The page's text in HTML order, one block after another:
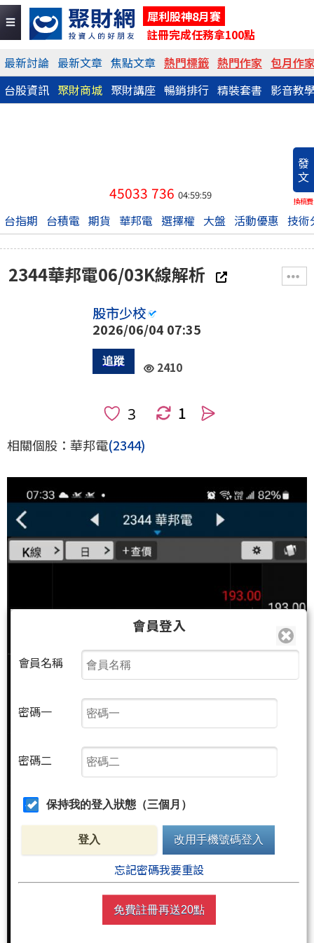
犀利股神8月賽
註冊完成任務拿100點
最新討論 最新文章 焦點文章 熱門標籤 熱門作家 包月作
台股資訊 聚財商城 聚財講座 暢銷排行 精裝套書 影音教
發
文
換稿費
45033 736 04:59:59
台指期 台積電 期貨 華邦電 選擇權 大盤 活動優惠 技術
2344華邦電06/03K線解析
股市少校
2026/06/04 07:35
2410
1
相關個股：華邦電(2344)
會員登入
會員名稱
密碼一
密碼二
保持我的登入狀態（三個月）
登入 改用手機號碼登入
忘記密碼我要重設
免費註冊再送20點